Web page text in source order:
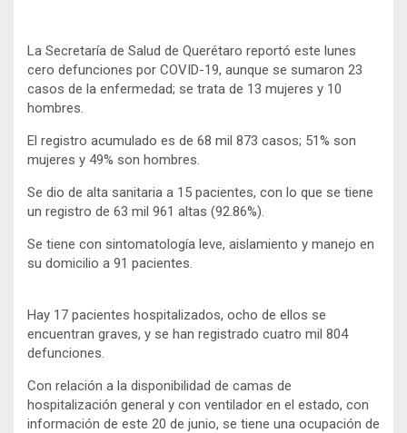
La Secretaría de Salud de Querétaro reportó este lunes
cero defunciones por COVID-19, aunque se sumaron 23
casos de la enfermedad; se trata de 13 mujeres y 10
hombres.
El registro acumulado es de 68 mil 873 casos; 51% son
mujeres y 49% son hombres.
Se dio de alta sanitaria a 15 pacientes, con lo que se tiene
un registro de 63 mil 961 altas (92.86%).
Se tiene con sintomatología leve, aislamiento y manejo en
su domicilio a 91 pacientes.
Hay 17 pacientes hospitalizados, ocho de ellos se
encuentran graves, y se han registrado cuatro mil 804
defunciones.
Con relación a la disponibilidad de camas de
hospitalización general y con ventilador en el estado, con
información de este 20 de junio, se tiene una ocupación de